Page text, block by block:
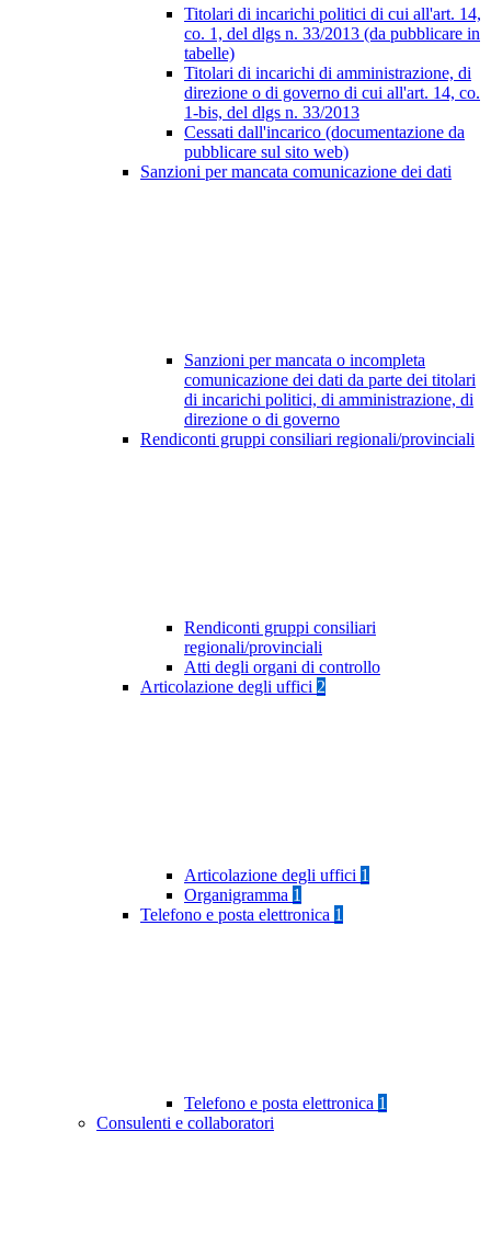
Titolari di incarichi politici di cui all'art. 14,
co. 1, del dlgs n. 33/2013 (da pubblicare in
tabelle)
Titolari di incarichi di amministrazione, di
direzione o di governo di cui all'art. 14, co.
1-bis, del dlgs n. 33/2013
Cessati dall'incarico (documentazione da
pubblicare sul sito web)
Sanzioni per mancata comunicazione dei dati
Sanzioni per mancata o incompleta
comunicazione dei dati da parte dei titolari
di incarichi politici, di amministrazione, di
direzione o di governo
Rendiconti gruppi consiliari regionali/provinciali
Rendiconti gruppi consiliari
regionali/provinciali
Atti degli organi di controllo
Articolazione degli uffici 2
Articolazione degli uffici 1
Organigramma 1
Telefono e posta elettronica 1
Telefono e posta elettronica 1
Consulenti e collaboratori